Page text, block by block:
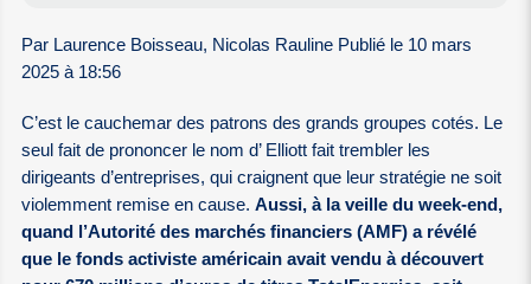
Par Laurence Boisseau, Nicolas Rauline Publié le 10 mars
2025 à 18:56
C’est le cauchemar des patrons des grands groupes cotés. Le
seul fait de prononcer le nom d’ Elliott fait trembler les
dirigeants d’entreprises, qui craignent que leur stratégie ne soit
violemment remise en cause.Aussi, à la veille du week-end,
quand l’Autorité des marchés financiers (AMF) a révélé
que le fonds activiste américain avait vendu à découvert